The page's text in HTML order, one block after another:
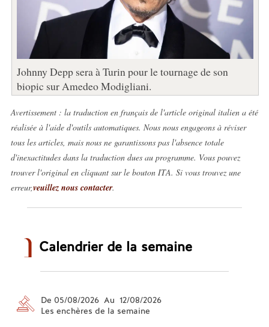
Johnny Depp sera à Turin pour le tournage de son
biopic sur Amedeo Modigliani.
Avertissement : la traduction en français de l'article original italien a été
réalisée à l'aide d'outils automatiques. Nous nous engageons à réviser
tous les articles, mais nous ne garantissons pas l'absence totale
d'inexactitudes dans la traduction dues au programme. Vous pouvez
trouver l'original en cliquant sur le bouton ITA. Si vous trouvez une
erreur,veuillez nous contacter.
Calendrier de la semaine
De 05/08/2026 Au 12/08/2026
Les enchères de la semaine